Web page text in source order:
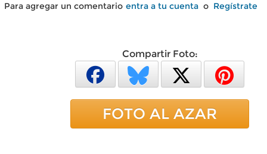
Para agregar un comentario entra a tu cuenta o Regístrate
Compartir Foto:
FOTO AL AZAR